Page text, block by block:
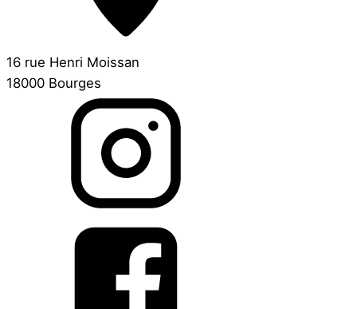
16 rue Henri Moissan
18000 Bourges